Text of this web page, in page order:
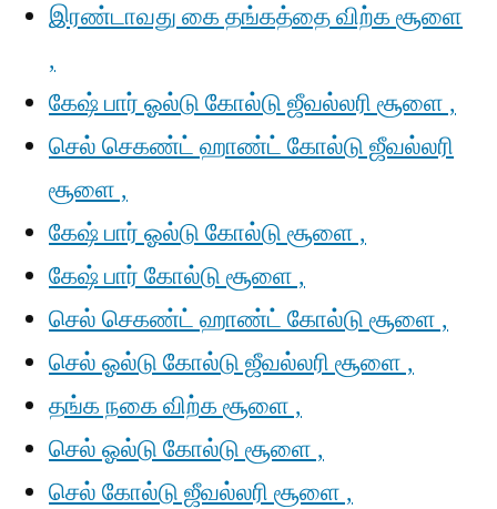
இரண்டாவது கை தங்கத்தை விற்க சூளை
,
கேஷ் பார் ஓல்டு கோல்டு ஜீவல்லரி சூளை ,
செல் செகண்ட் ஹாண்ட் கோல்டு ஜீவல்லரி
சூளை ,
கேஷ் பார் ஓல்டு கோல்டு சூளை ,
கேஷ் பார் கோல்டு சூளை ,
செல் செகண்ட் ஹாண்ட் கோல்டு சூளை ,
செல் ஓல்டு கோல்டு ஜீவல்லரி சூளை ,
தங்க நகை விற்க சூளை ,
செல் ஓல்டு கோல்டு சூளை ,
செல் கோல்டு ஜீவல்லரி சூளை ,